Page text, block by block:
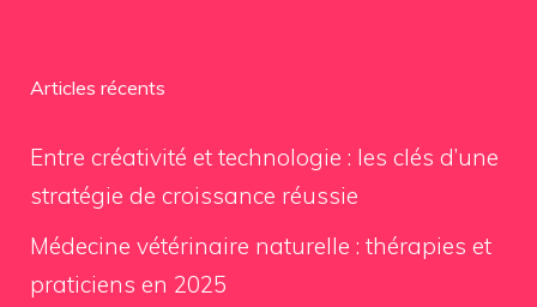
Articles récents
Entre créativité et technologie : les clés d’une
stratégie de croissance réussie
Médecine vétérinaire naturelle : thérapies et
praticiens en 2025